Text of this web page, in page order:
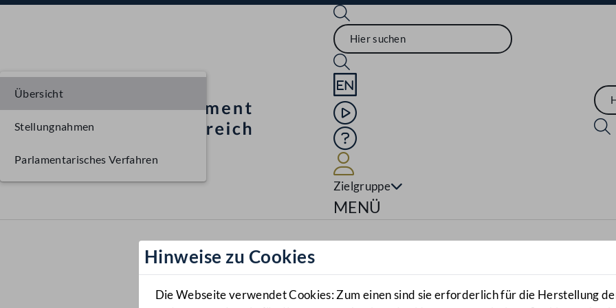
Sprache English
Mediathek
Hilfe
Zielgruppe
Navigationsmenü öffnen
MENÜ
Hinweise zu Cookies
Die Webseite verwendet Cookies: Zum einen sind sie erforderlich für die Herstellung
Übersicht
Stellungnahmen
Parlamentarisches Verfahren